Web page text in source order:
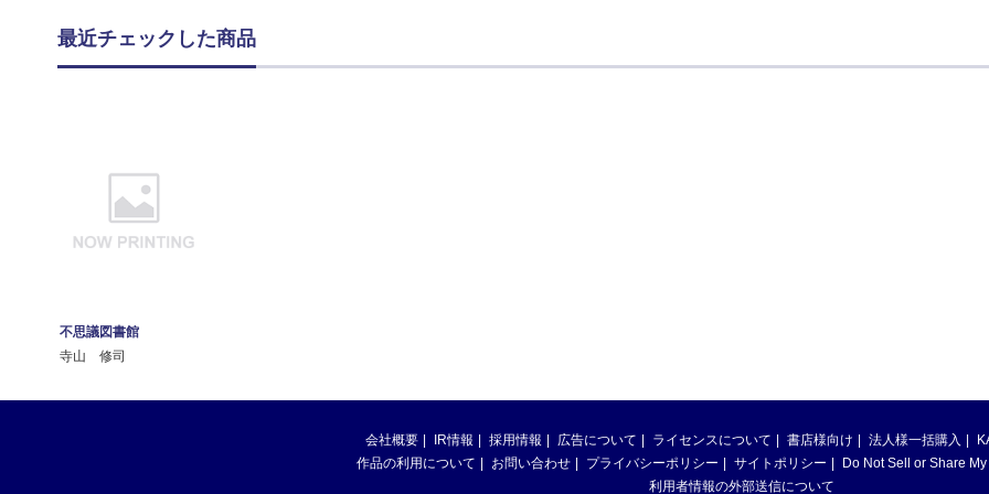
最近チェックした商品
不思議図書館
寺山 修司
会社概要 IR情報 採用情報 広告について ライセンスについて 書店様向け 法人様一括購入
作品の利用について
お問い合わせ プライバシーポリシー サイトポリシー
Do Not Sell or Share
利用者情報の外部送信について